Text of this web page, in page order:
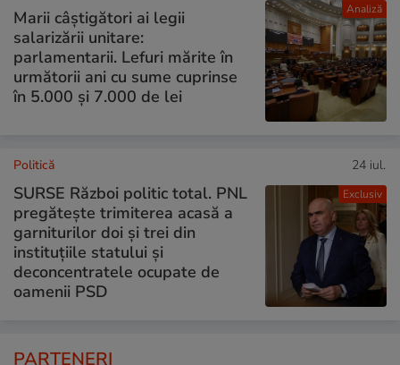
Analiză
Marii câștigători ai legii
salarizării unitare:
parlamentarii. Lefuri mărite în
următorii ani cu sume cuprinse
în 5.000 și 7.000 de lei
Exclusiv
Politică 24 iul.
SURSE Război politic total. PNL
pregătește trimiterea acasă a
garniturilor doi și trei din
instituțiile statului și
deconcentratele ocupate de
oamenii PSD
PARTENERI